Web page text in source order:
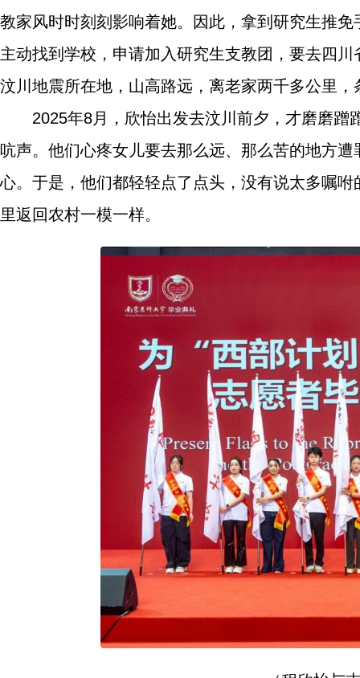
教家风时时刻刻影响着她。因此，拿到研究生推
主动找到学校，申请加入研究生支教团，要去四
汶川地震所在地，山高路远，离老家两千多公里
2025年8月，欣怡出发去汶川前夕，才磨磨
吭声。他们心疼女儿要去那么远、那么苦的地方
心。于是，他们都轻轻点了点头，没有说太多嘱
里返回农村一模一样。